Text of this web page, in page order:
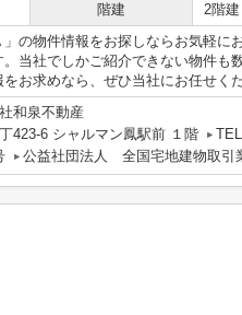
階建 2階建
」の物件情報をお探しならお気軽に
当社でしかご紹介できない物件も
お求めなら、ぜひ当社にお任せくだ
和泉不動産
423-6 シャルマン鳳駅前 １階
公益社団法人 全国宅地建物取引